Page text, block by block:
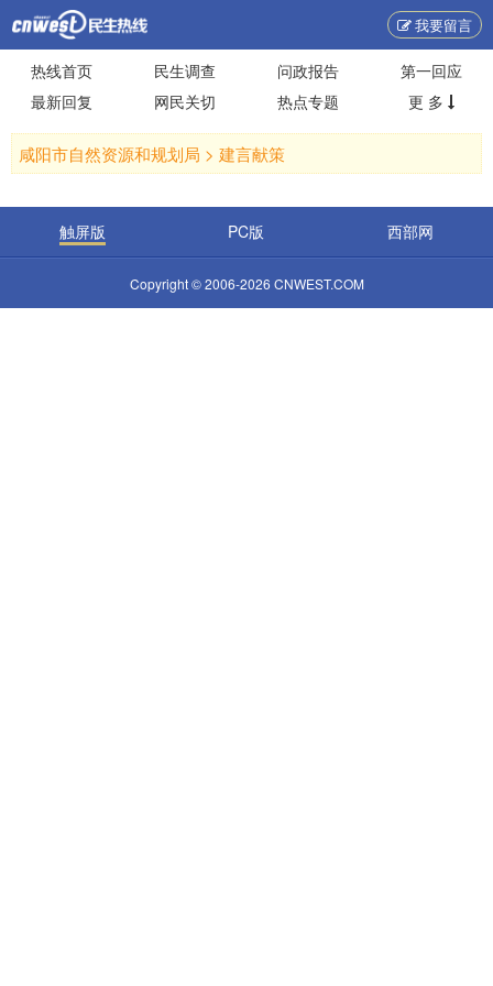
我要留言
热线首页 民生调查 问政报告
第一回应
最新回复
网民关切 热点专题 更 多
咸阳市自然资源和规划局 > 建言献策
触屏版 PC版 西部网
Copyright © 2006-2026 CNWEST.COM